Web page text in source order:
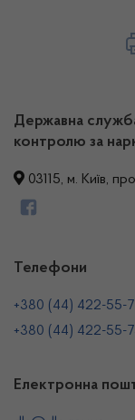
Державна служба
контролю за
03115, м. Київ,
Телефони
+380 (44) 422-55-
+380 (44) 422-55-
Електронна